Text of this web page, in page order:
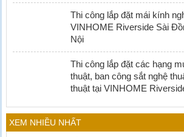
Thi công lắp đặt mái kính
VINHOME Riverside Sài
Nội
Thi công lắp đặt các hạng
thuật, ban công sắt nghệ
thuật tại VINHOME
XEM NHIỀU NHẤT